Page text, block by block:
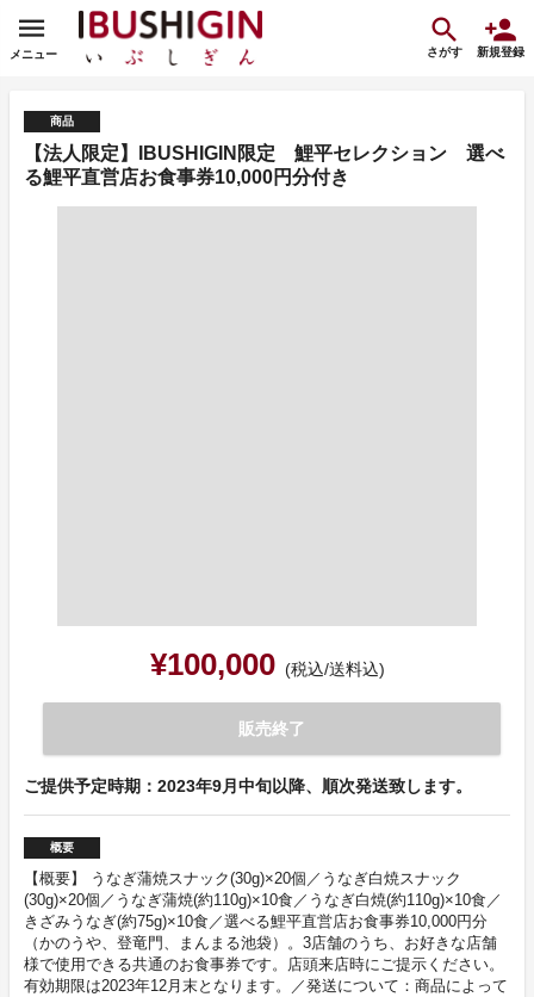
メニュー さがす 新規登録
商品
【法人限定】IBUSHIGIN限定 鯉平セレクション 選べ
る鯉平直営店お食事券10,000円分付き
¥100,000 (税込/送料込)
販売終了
ご提供予定時期：2023年9月中旬以降、順次発送致します。
概要
【概要】 うなぎ蒲焼スナック(30g)×20個／うなぎ白焼スナック
(30g)×20個／うなぎ蒲焼(約110g)×10食／うなぎ白焼(約110g)×10食／
きざみうなぎ(約75g)×10食／選べる鯉平直営店お食事券10,000円分
（かのうや、登竜門、まんまる池袋）。3店舗のうち、お好きな店舗
様で使用できる共通のお食事券です。店頭来店時にご提示ください。
有効期限は2023年12月末となります。／発送について：商品によって